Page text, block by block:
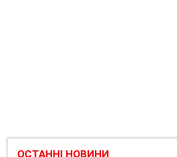
ОСТАННІ НОВИНИ